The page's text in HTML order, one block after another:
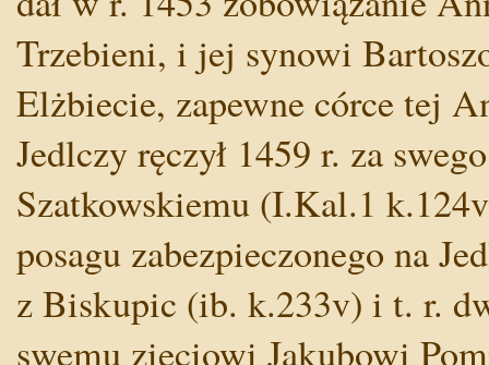
Trzebieni, i jej synowi
Elżbiecie, zapewne córce tej
Jedlczy ręczył 1459 r. za
Szatkowskiemu (I.Kal.1
posagu zabezpieczonego na
z Biskupic (ib. k.233v) i t. r.
swemu zięciowi Jakubowi